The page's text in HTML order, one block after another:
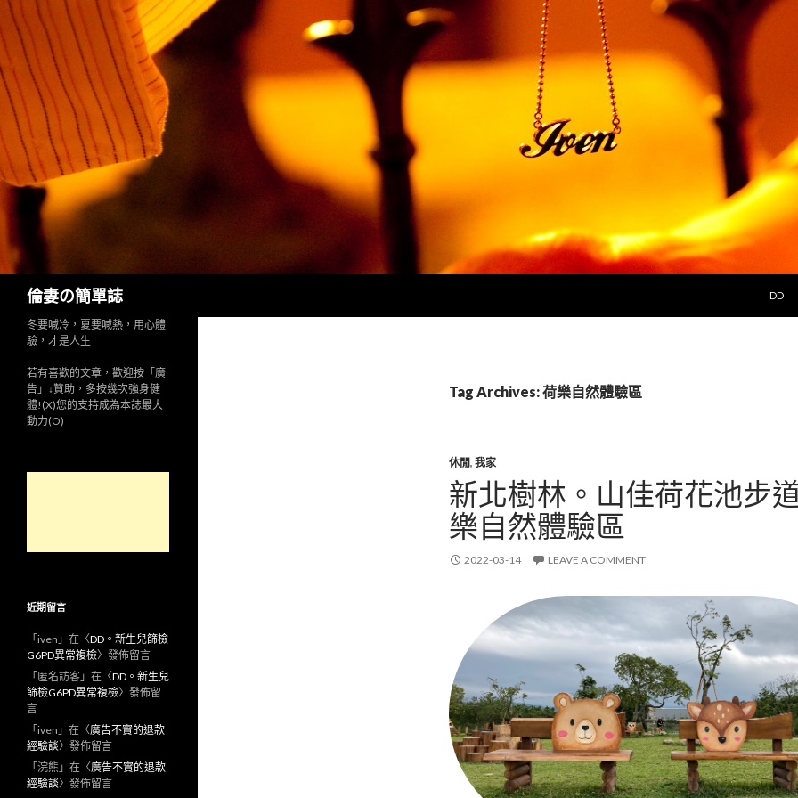
倫妻の簡單誌
Search
DD
Tag Archives: 荷樂自然體驗區
休閒, 我家
新北樹林。山佳荷花池步
樂自然體驗區
2022-03-14 LEAVE A COMMENT
冬要喊冷，夏要喊熱，用心體
驗，才是人生
若有喜歡的文章，歡迎按「廣
告」↓贊助，多按幾次強身健
體!(X)您的支持成為本誌最大
動力(O)
近期留言
「 iven 」在〈DD。新生兒篩檢
G6PD異常複檢〉發佈留言
「 匿名訪客 」在〈DD。新生兒
篩檢G6PD異常複檢〉發佈留
言
「 iven 」在〈廣告不實的退款
經驗談〉發佈留言
「 浣熊 」在〈廣告不實的退款
經驗談〉發佈留言